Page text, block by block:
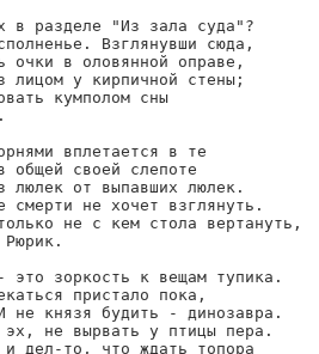
в разделе "Из зала суда"?
Взглянувши сюда,
очки в оловянной оправе,
лицом у кирпичной стены;
кумполом сны
вплетается в те
общей своей слепоте
люлек от выпавших люлек.
смерти не хочет взглянуть.
не с кем стола вертануть,
это зоркость к вещам тупика.
пристало пока,
не князя будить - динозавра.
эх, не вырвать у птицы пера.
и дел-то, что ждать топора